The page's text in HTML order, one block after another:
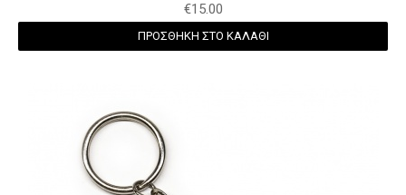
€15.00
ΠΡΟΣΘΗΚΗ ΣΤΟ ΚΑΛΑΘΙ